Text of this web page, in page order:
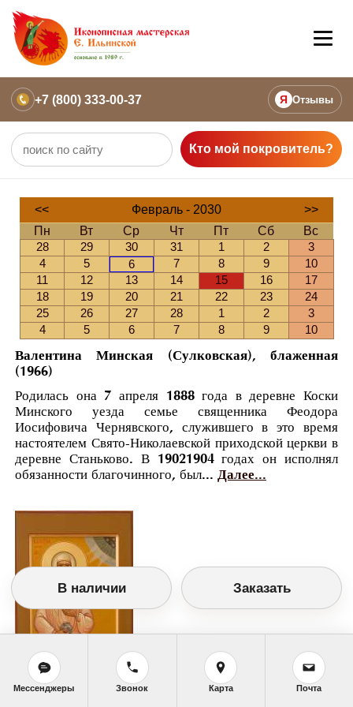
+7 (800) 333-00-37 Я Отзывы
Кто мой покровитель?
<< Февраль - 2030
>>
Пн
Вт Ср Чт Пт Сб
Вс
28
29 30 31 1 2
3
4
5 6 7 8 9
10
11
12 13 14 15 16
17
18
19 20 21 22 23
24
25
26 27 28 1 2
3
4
5 6 7 8 9 10
Валентина Минская (Сулковская), блаженная
(1966)
Родилась она 7 апреля 1888 года в деревне Коски
Минского уезда семье священника Феодора
Иосифовича Чернявского, служившего в это время
настоятелем Свято-Николаевской приходской церкви в
деревне Станьково. В 19021904 годах он исполнял
обязанности благочинного, был... Далее...
В наличии Заказать
Мессенджеры Звонок Карта Почта